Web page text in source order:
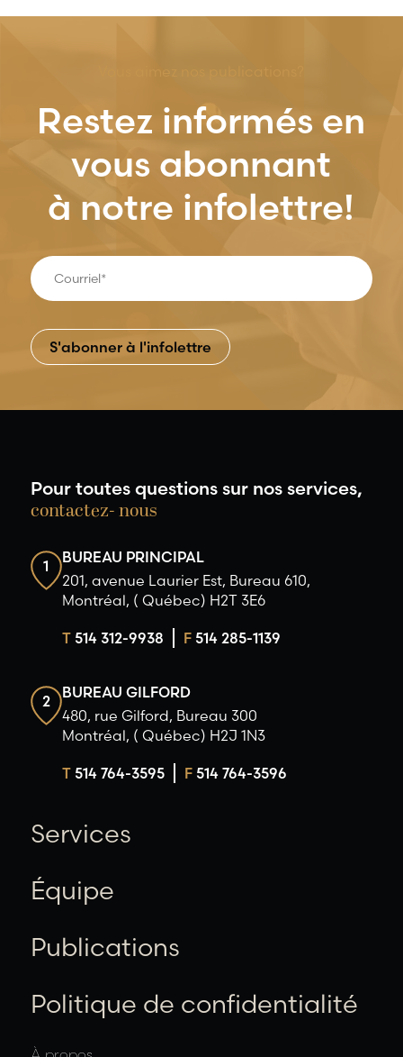
Restez informés en
vous abonnant
à notre infolettre!
Pour toutes questions sur nos services,
contactez- nous
1
BUREAU PRINCIPAL
201, avenue Laurier Est, Bureau 610,
Montréal, ( Québec) H2T 3E6
T514 312-9938 F514 285-1139
2
BUREAU GILFORD
480, rue Gilford, Bureau 300
Montréal, ( Québec) H2J 1N3
T514 764-3595 F514 764-3596
Services
Équipe
Publications
Politique de confidentialité